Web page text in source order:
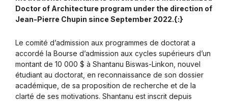
Doctor of Architecture program under the direction of
Jean-Pierre Chupin since September 2022.{:}
Le comité d’admission aux programmes de doctorat a
accordé la Bourse d’admission aux cycles supérieurs d’un
montant de 10 000 $ à Shantanu Biswas-Linkon, nouvel
étudiant au doctorat, en reconnaissance de son dossier
académique, de sa proposition de recherche et de la
clarté de ses motivations. Shantanu est inscrit depuis